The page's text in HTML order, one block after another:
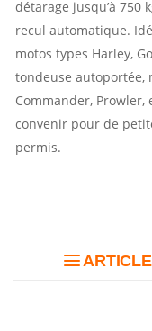
détarage jusqu’à 750
recul automatique.
motos types Harley,
tondeuse autoportée,
Commander,
convenir pour de
permis.